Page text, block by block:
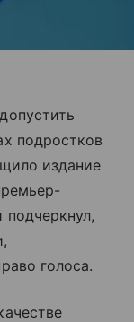
подростков
издание
подчеркнул,
голоса.